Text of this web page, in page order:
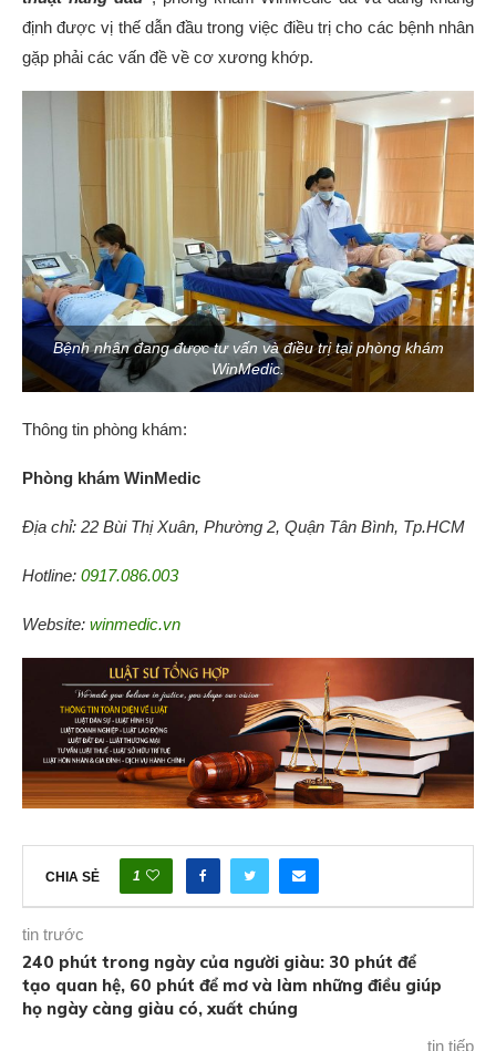
định được vị thế dẫn đầu trong việc điều trị cho các bệnh nhân
gặp phải các vấn đề về cơ xương khớp.
Bệnh nhân đang được tư vấn và điều trị tại phòng khám
WinMedic.
Thông tin phòng khám:
Phòng khám WinMedic
Địa chỉ: 22 Bùi Thị Xuân, Phường 2, Quận Tân Bình, Tp.HCM
Hotline: 0917.086.003
Website: winmedic.vn
CHIA SẺ 1
tin trước
240 phút trong ngày của người giàu: 30 phút để
tạo quan hệ, 60 phút để mơ và làm những điều giúp
họ ngày càng giàu có, xuất chúng
tin tiếp